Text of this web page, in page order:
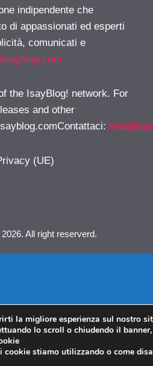
indipendente che
di appassionati ed esperti
comunicati e
the IsayBlog! network. For
and other
:
(UE)
All right reserverd.
la migliore esperienza sul nostro
lo scroll o chiudendo il
cookie stiamo utilizzando o come